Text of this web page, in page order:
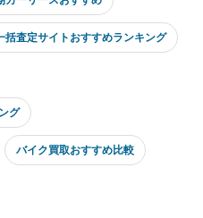
括査定サイトおすすめランキング
グ
バイク買取おすすめ比較